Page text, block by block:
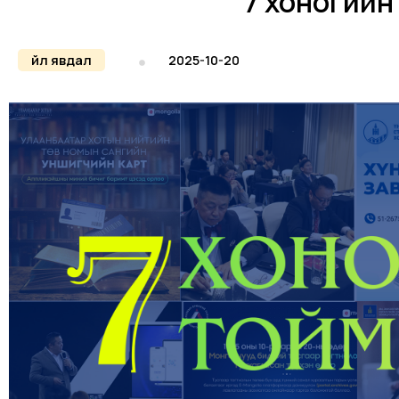
Үйл явдал 2025-10-20